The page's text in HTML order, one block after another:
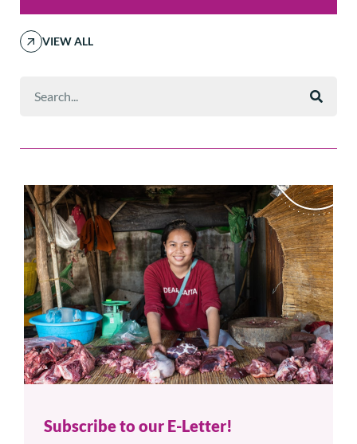
VIEW ALL
Subscribe to our E-Letter!